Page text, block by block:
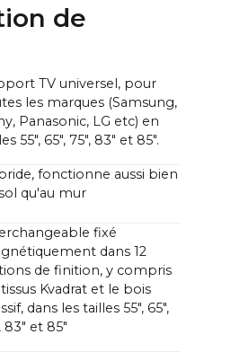
P) :
(11,0cm sans support) /
(4.3 in sans support)
de
TV universel, pour
les marques (Samsung,
Panasonic, LG etc) en
55", 65", 75", 83" et 85".
fonctionne aussi bien
qu'au mur
fixé
dans 12
de finition, y compris
Kvadrat et le bois
dans les tailles 55", 65",
83" et 85"